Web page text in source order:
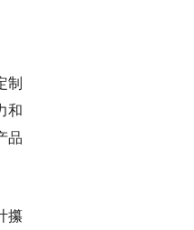
制
和
品
攥